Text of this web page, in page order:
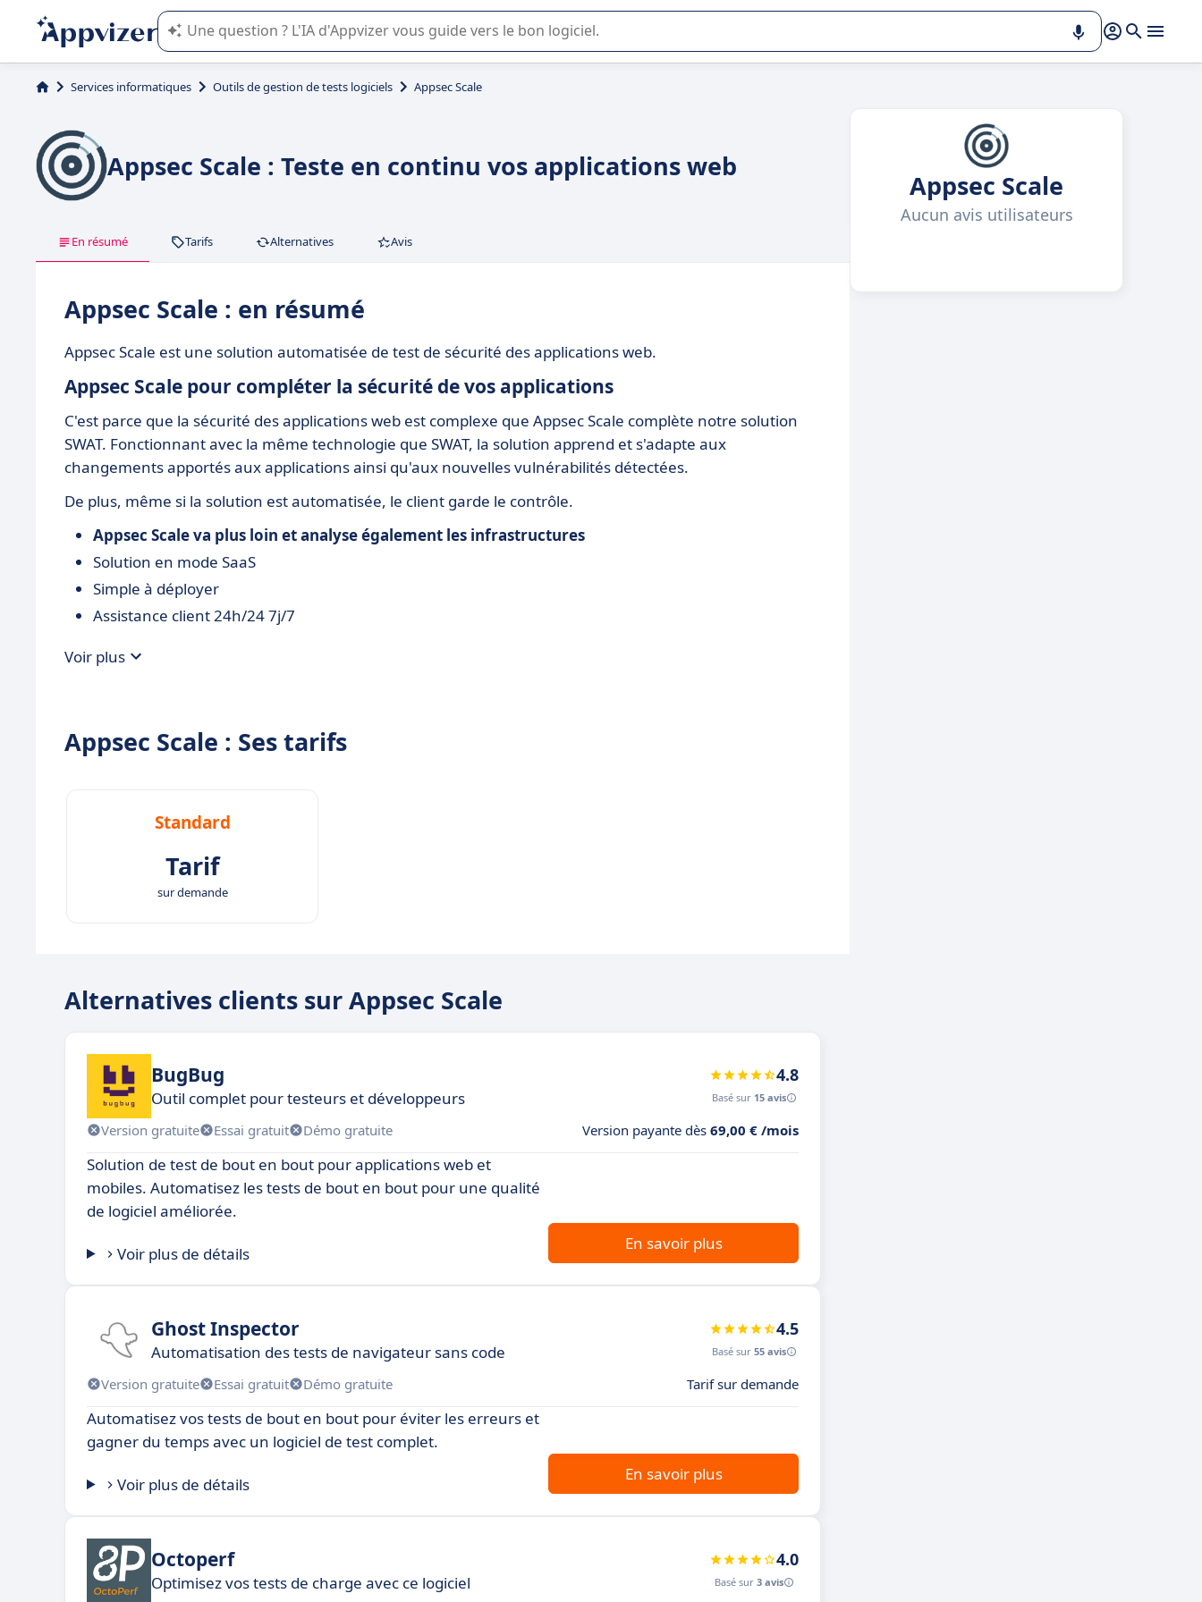
L'IA de Appvizer vous guide dans l'utilisation ou la sélection de logiciel SaaS en entreprise.
Services informatiques Outils de gestion de tests logiciels Appsec Scale
Appsec Scale : Teste en continu vos applications web
En résumé Tarifs Alternatives Avis
Appsec Scale : en résumé
Appsec Scale est une solution automatisée de test de sécurité des applications web.
Appsec Scale pour compléter la sécurité de vos applications
C'est parce que la sécurité des applications web est complexe que Appsec Scale complète notre solution
SWAT. Fonctionnant avec la même technologie que SWAT, la solution apprend et s'adapte aux
changements apportés aux applications ainsi qu'aux nouvelles vulnérabilités détectées.
De plus, même si la solution est automatisée, le client garde le contrôle.
Appsec Scale va plus loin et analyse également les infrastructures
Solution en mode SaaS
Simple à déployer
Assistance client 24h/24 7j/7
Voir plus
Appsec Scale : Ses tarifs
Standard
Tarif
sur demande
Alternatives clients sur Appsec Scale
BugBug
Outil complet pour testeurs et développeurs
4.8
Basé sur 15 avis
Version gratuite Essai gratuit Démo gratuite Version payante dès 69,00 € /mois
Solution de test de bout en bout pour applications web et
mobiles. Automatisez les tests de bout en bout pour une qualité
de logiciel améliorée.
Voir plus de détails
En savoir plus
Ghost Inspector
Automatisation des tests de navigateur sans code
4.5
Basé sur 55 avis
Version gratuite Essai gratuit Démo gratuite Tarif sur demande
Automatisez vos tests de bout en bout pour éviter les erreurs et
gagner du temps avec un logiciel de test complet.
Voir plus de détails
En savoir plus
Octoperf
Optimisez vos tests de charge avec ce logiciel
4.0
Basé sur 3 avis
Appsec Scale
Aucun avis utilisateurs